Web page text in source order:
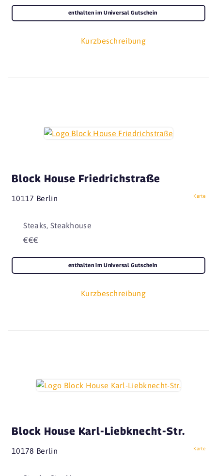
Kurzbeschreibung
enthalten im Universal Gutschein
Block House Friedrichstraße
10117 Berlin Karte
Steaks, Steakhouse
€€€
Kurzbeschreibung
enthalten im Universal Gutschein
Block House Karl-Liebknecht-Str.
10178 Berlin Karte